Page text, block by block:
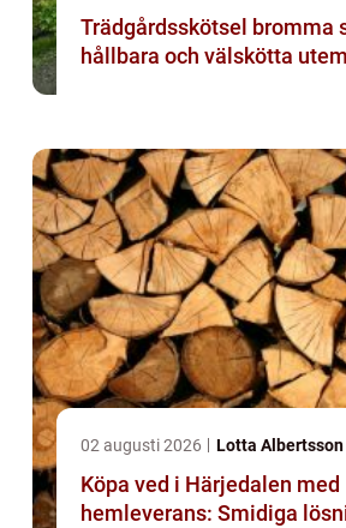
Trädgårdsskötsel bromma så skapas
hållbara och välskötta
02 augusti 2026 Lotta Albertsson
Köpa ved i Härjedalen med
hemleverans: Smidiga